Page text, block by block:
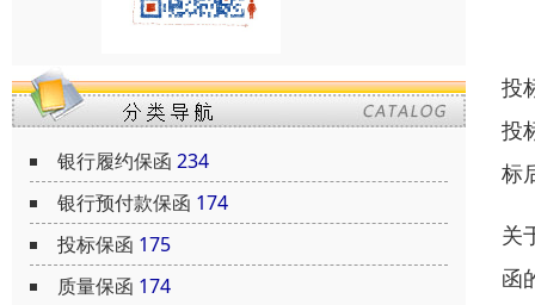
银行履约保函 234
银行预付款保函 174
投标保函 175
质量保函 174
投
投
标
关
函